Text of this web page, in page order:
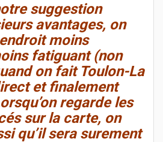
suggestion
avantages, on
moins
fatiguant (non
on fait Toulon-La
et finalement
regarde les
sur la carte, on
qu’il sera surement